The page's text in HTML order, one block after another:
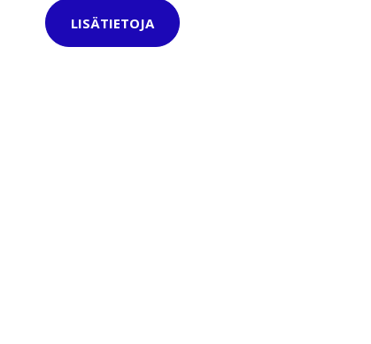
LISÄTIETOJA